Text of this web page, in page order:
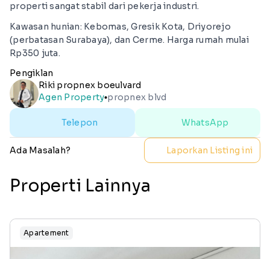
properti sangat stabil dari pekerja industri.
Kawasan hunian: Kebomas, Gresik Kota, Driyorejo
(perbatasan Surabaya), dan Cerme. Harga rumah mulai
Rp350 juta.
Pengiklan
Riki propnex boeulvard
Agen Propertylens propnex blvd
Telepon WhatsApp
Ada Masalah? Laporkan Listing ini
Properti Lainnya
Apartement